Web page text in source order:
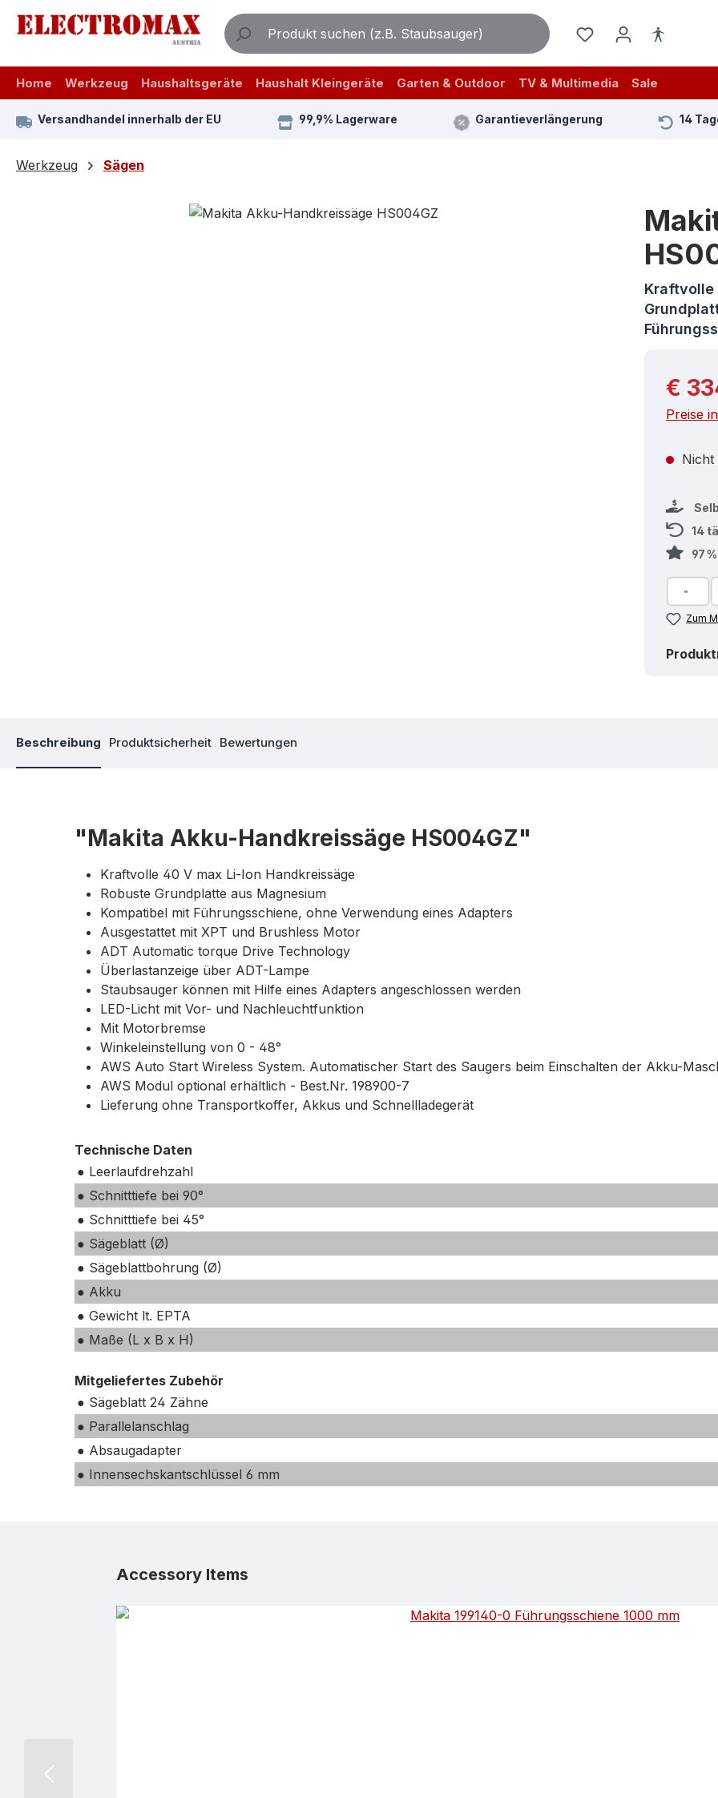
Hauptinhalt springen
Zur Suche springen
Zur Hauptnavigation springen
Home Werkzeug Haushaltsgeräte Haushalt Kleingeräte Garten & Outdoor TV & Multimedia Sale
Versandhandel innerhalb der EU 99,9% Lagerware Garantieverlängerung 14
Werkzeug Sägen
Kraftvolle
€
Preise
14
97
Zum
Beschreibung Produktsicherheit Bewertungen
"Makita Akku-Handkreissäge HS004GZ"
Kraftvolle 40 V max Li-Ion Handkreissäge
Robuste Grundplatte aus Magnesium
Kompatibel mit Führungsschiene, ohne Verwendung eines Adapters
Ausgestattet mit XPT und Brushless Motor
ADT Automatic torque Drive Technology
Überlastanzeige über ADT-Lampe
Staubsauger können mit Hilfe eines Adapters angeschlossen werden
LED-Licht mit Vor- und Nachleuchtfunktion
Mit Motorbremse
Winkeleinstellung von 0 - 48°
AWS Auto Start Wireless System. Automatischer Start des Saugers beim Einschalten der Akku-
AWS Modul optional erhältlich - Best.Nr. 198900-7
Lieferung ohne Transportkoffer, Akkus und Schnellladegerät
Technische Daten
● Leerlaufdrehzahl
● Schnitttiefe bei 90°
● Schnitttiefe bei 45°
● Sägeblatt (Ø)
● Sägeblattbohrung (Ø)
● Akku
● Gewicht lt. EPTA
● Maße (L x B x H)
Mitgeliefertes Zubehör
● Sägeblatt 24 Zähne
● Parallelanschlag
● Absaugadapter
● Innensechskantschlüssel 6 mm
Produktgalerie überspringen
Accessory Items